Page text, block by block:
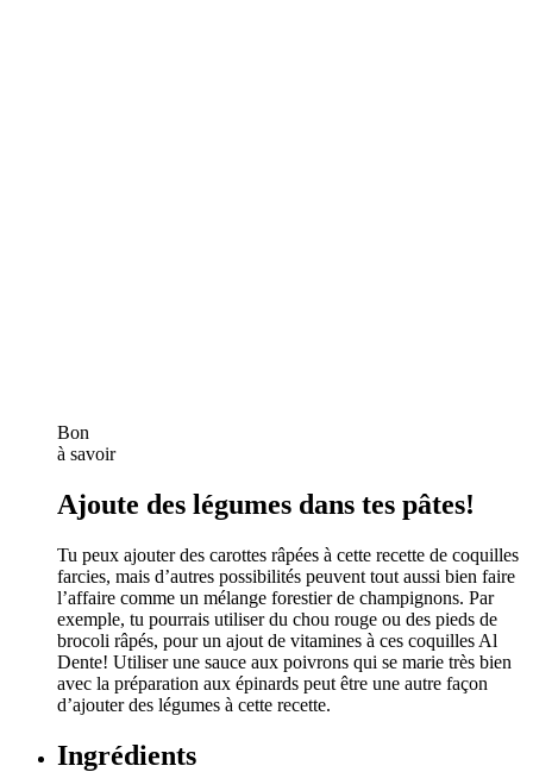
Bon
à savoir
Ajoute des légumes dans tes pâtes!
Tu peux ajouter des carottes râpées à cette recette de coquilles
farcies, mais d’autres possibilités peuvent tout aussi bien faire
l’affaire comme un mélange forestier de champignons. Par
exemple, tu pourrais utiliser du chou rouge ou des pieds de
brocoli râpés, pour un ajout de vitamines à ces coquilles Al
Dente! Utiliser une sauce aux poivrons qui se marie très bien
avec la préparation aux épinards peut être une autre façon
d’ajouter des légumes à cette recette.
Ingrédients